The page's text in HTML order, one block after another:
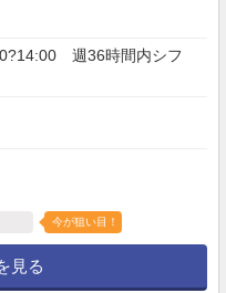
週36時間内シフ
今が狙い目！
見る